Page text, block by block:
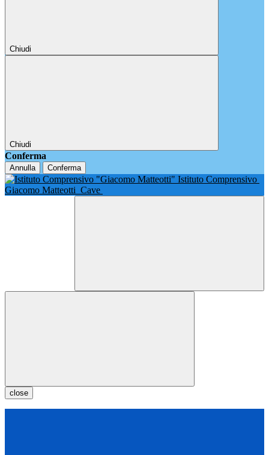
Chiudi
Chiudi
Conferma
Annulla Conferma
Istituto Comprensivo
Giacomo Matteotti Cave
close